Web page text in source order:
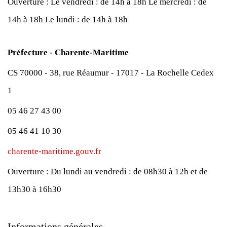
14h à 18h Le lundi : de 14h à 18h
Préfecture - Charente-Maritime
CS 70000 - 38, rue Réaumur - 17017 - La Rochelle Cedex
1
05 46 27 43 00
05 46 41 10 30
charente-maritime.gouv.fr
Ouverture : Du lundi au vendredi : de 08h30 à 12h et de
13h30 à 16h30